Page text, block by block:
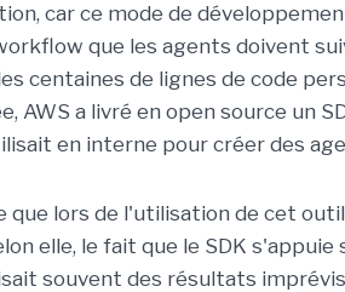
car ce mode de
que les agents doivent
centaines de lignes de code
AWS a livré en open source un
en interne pour créer des
que lors de l'utilisation de cet
elle, le fait que le SDK s'appuie
souvent des résultats